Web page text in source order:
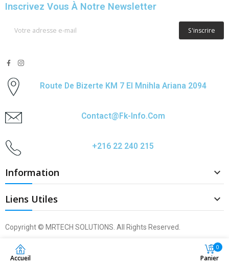
Accueil
0
Panier
Inscrivez Vous À Notre Newsletter
S'inscrire
Route De Bizerte KM 7 El Mnihla Ariana 2094
Contact@fk-Info.com
+216 22 240 215
Information 
Liens Utiles 
Copyright © MRTECH SOLUTIONS. All Rights Reserved.